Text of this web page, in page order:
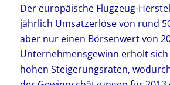
Der europäische Flugzeug-
jährlich Umsatzerlöse von rund
aber nur einen Börsenwert von
Unternehmensgewinn erholt
hohen Steigerungsraten,